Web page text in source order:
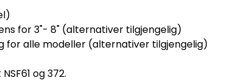
for 3"- 8" (alternativer tilgjengelig)
for alle modeller (alternativer tilgjengelig)
og 372.